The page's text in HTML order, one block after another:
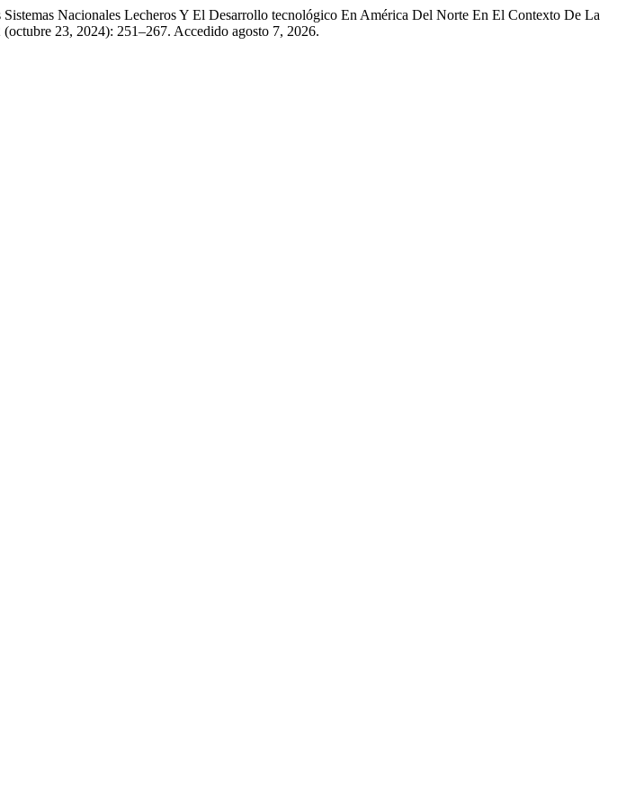
Nacionales Lecheros Y El Desarrollo tecnológico En América Del Norte En El Contexto De La
(octubre 23, 2024): 251–267. Accedido agosto 7, 2026.